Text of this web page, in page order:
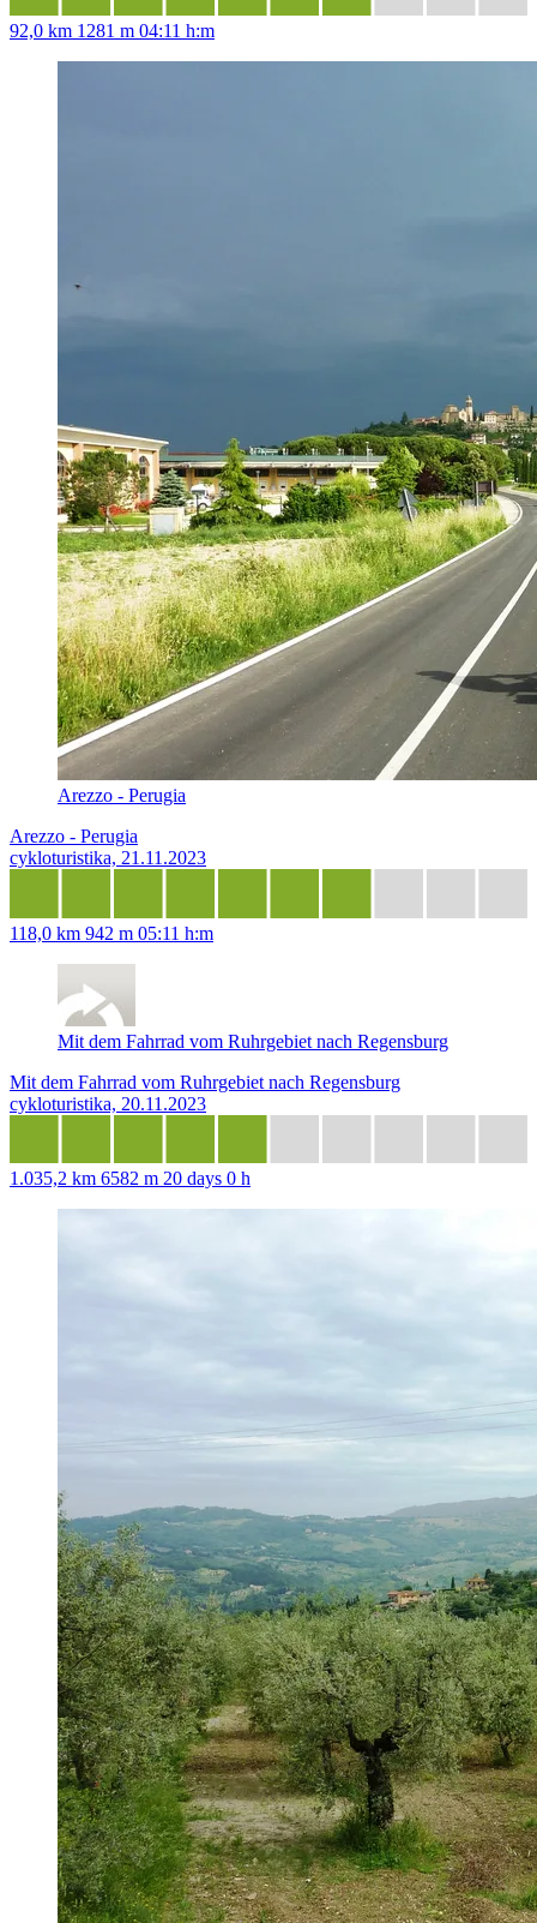
92,0 km 1281 m 04:11 h:m
Arezzo - Perugia
Arezzo - Perugia
cykloturistika, 21.11.2023
118,0 km 942 m 05:11 h:m
Mit dem Fahrrad vom Ruhrgebiet nach Regensburg
Mit dem Fahrrad vom Ruhrgebiet nach Regensburg
cykloturistika, 20.11.2023
1.035,2 km 6582 m 20 days 0 h